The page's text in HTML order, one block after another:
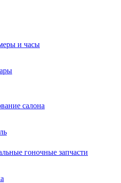
и часы
салона
гоночные запчасти